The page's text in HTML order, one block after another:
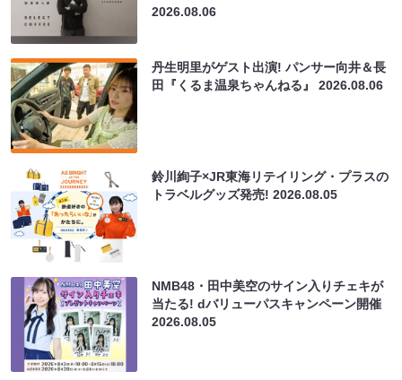
2026.08.06
丹生明里がゲスト出演! パンサー向井＆長
田『くるま温泉ちゃんねる』2026.08.06
鈴川絢子×JR東海リテイリング・プラスの
トラベルグッズ発売!2026.08.05
NMB48・田中美空のサイン入りチェキが
当たる! dバリューパスキャンペーン開催
2026.08.05